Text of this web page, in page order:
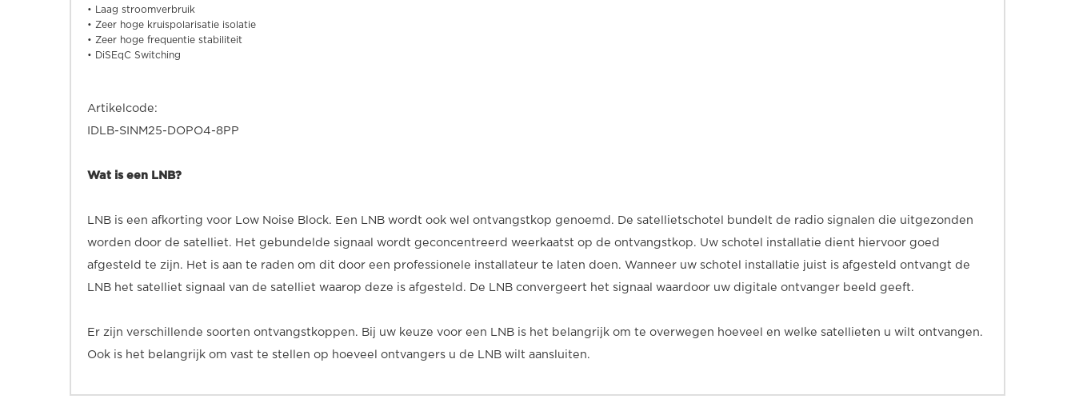
• Laag stroomverbruik
• Zeer hoge kruispolarisatie isolatie
• Zeer hoge frequentie stabiliteit
• DiSEqC Switching
Artikelcode:
IDLB-SINM25-DOPO4-8PP
Wat is een LNB?
LNB is een afkorting voor Low Noise Block. Een LNB wordt ook wel ontvangstkop genoemd. De satellietschotel bundelt de radio signalen die uitgezonden
worden door de satelliet. Het gebundelde signaal wordt geconcentreerd weerkaatst op de ontvangstkop. Uw schotel installatie dient hiervoor goed
afgesteld te zijn. Het is aan te raden om dit door een professionele installateur te laten doen. Wanneer uw schotel installatie juist is afgesteld ontvangt de
LNB het satelliet signaal van de satelliet waarop deze is afgesteld. De LNB convergeert het signaal waardoor uw digitale ontvanger beeld geeft.
Er zijn verschillende soorten ontvangstkoppen. Bij uw keuze voor een LNB is het belangrijk om te overwegen hoeveel en welke satellieten u wilt ontvangen.
Ook is het belangrijk om vast te stellen op hoeveel ontvangers u de LNB wilt aansluiten.